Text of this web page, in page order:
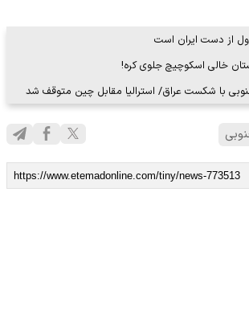
از دست ایران است
خالی اسکوچیچ جلوی کره!
با شکست عراق/ استرالیا مقابل چین متوقف شد